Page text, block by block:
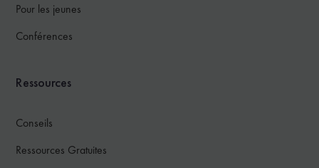
Pour les jeunes
Conférences
Ressources
Conseils
Ressources Gratuites